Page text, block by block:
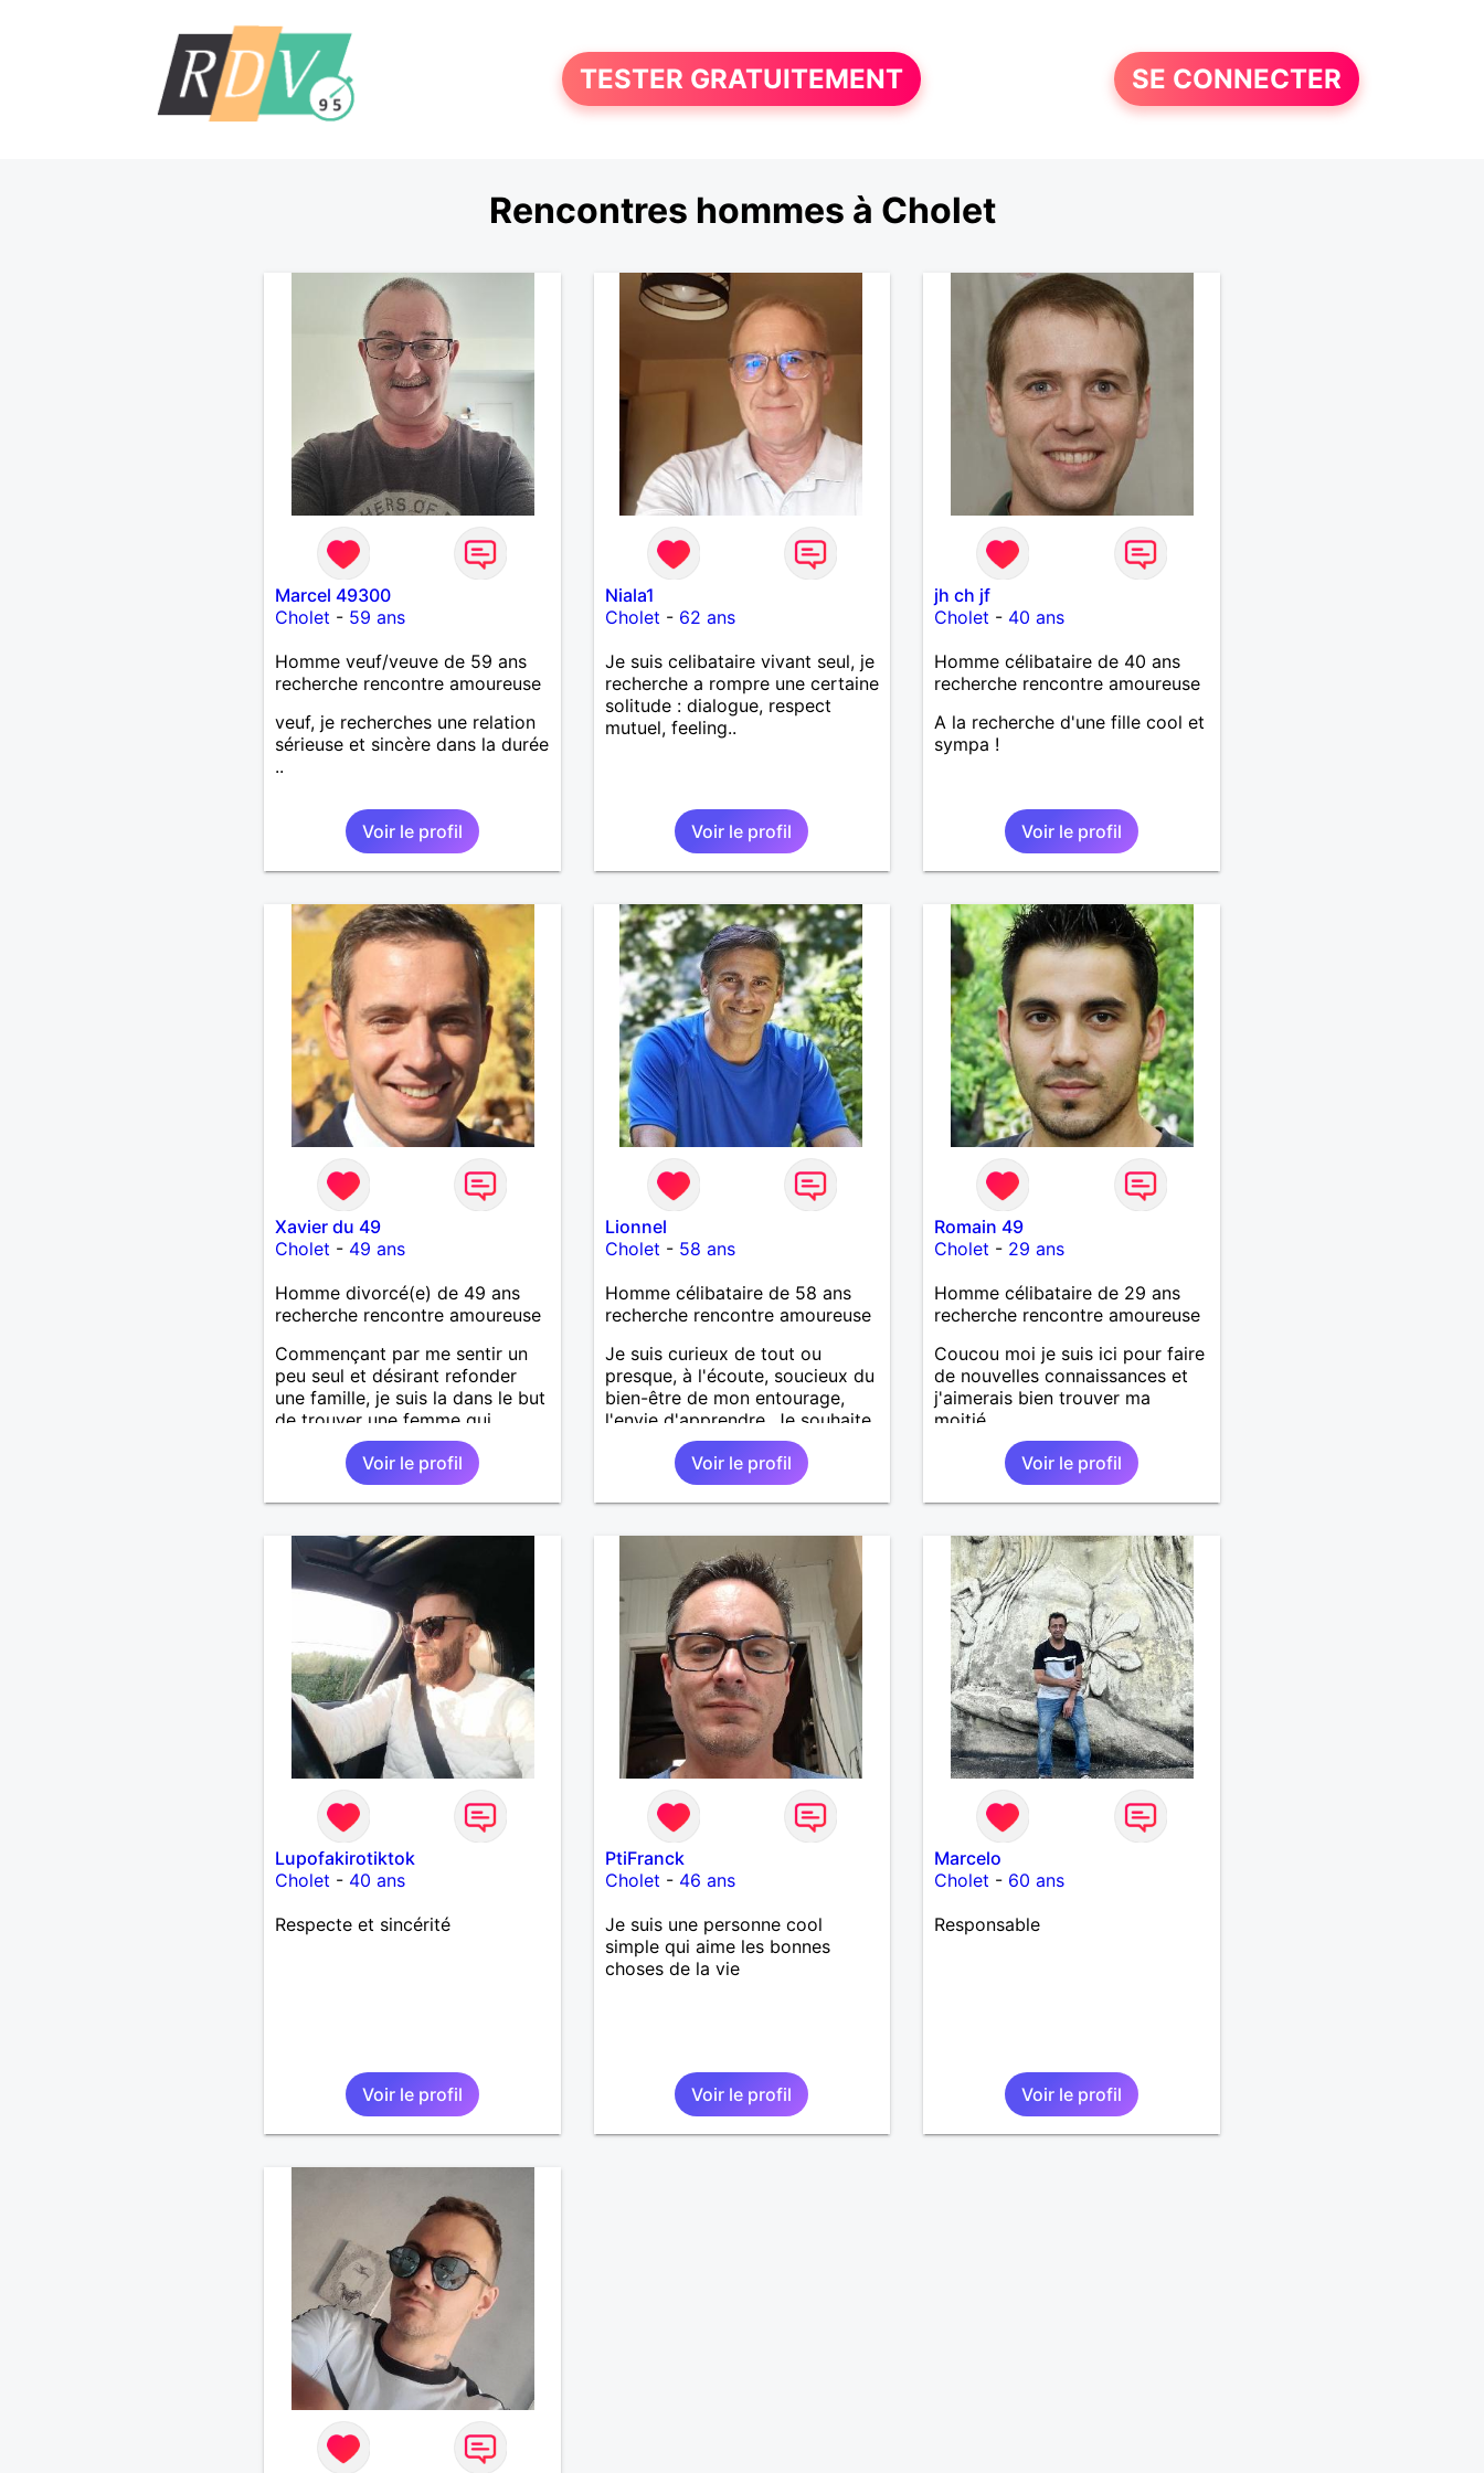
TESTER GRATUITEMENT SE CONNECTER
Rencontres hommes à Cholet
Marcel 49300
Cholet - 59 ans
Homme veuf/veuve de 59 ans
recherche rencontre amoureuse
veuf, je recherches une relation
sérieuse et sincère dans la durée
..
Voir le profil
Niala1
Cholet - 62 ans
Je suis celibataire vivant seul, je
recherche a rompre une certaine
solitude : dialogue, respect
mutuel, feeling..
Voir le profil
jh ch jf
Cholet - 40 ans
Homme célibataire de 40 ans
recherche rencontre amoureuse
A la recherche d'une fille cool et
sympa !
Voir le profil
Xavier du 49
Cholet - 49 ans
Homme divorcé(e) de 49 ans
recherche rencontre amoureuse
Commençant par me sentir un
peu seul et désirant refonder
une famille, je suis la dans le but
de trouver une femme qui
comme moi voudrait bien faire
connaissance et bien sûr plus si
Voir le profil
Lionnel
Cholet - 58 ans
Homme célibataire de 58 ans
recherche rencontre amoureuse
Je suis curieux de tout ou
presque, à l'écoute, soucieux du
bien-être de mon entourage,
l'envie d'apprendre. Je souhaite
rencontrer une femme
intéressante sur Cholet ou
proche, une quadra-quinqua
motivée à rendre la vie plus
musique, rire, le théâtre, la
nature, rêver, imaginer, cuisiner,
etc.
Voir le profil
Romain 49
Cholet - 29 ans
Homme célibataire de 29 ans
recherche rencontre amoureuse
Coucou moi je suis ici pour faire
de nouvelles connaissances et
j'aimerais bien trouver ma
moitié.
Voir le profil
Lupofakirotiktok
Cholet - 40 ans
Respecte et sincérité
Voir le profil
PtiFranck
Cholet - 46 ans
Je suis une personne cool
simple qui aime les bonnes
choses de la vie
Voir le profil
Marcelo
Cholet - 60 ans
Responsable
Voir le profil